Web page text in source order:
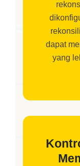
dapat
yang